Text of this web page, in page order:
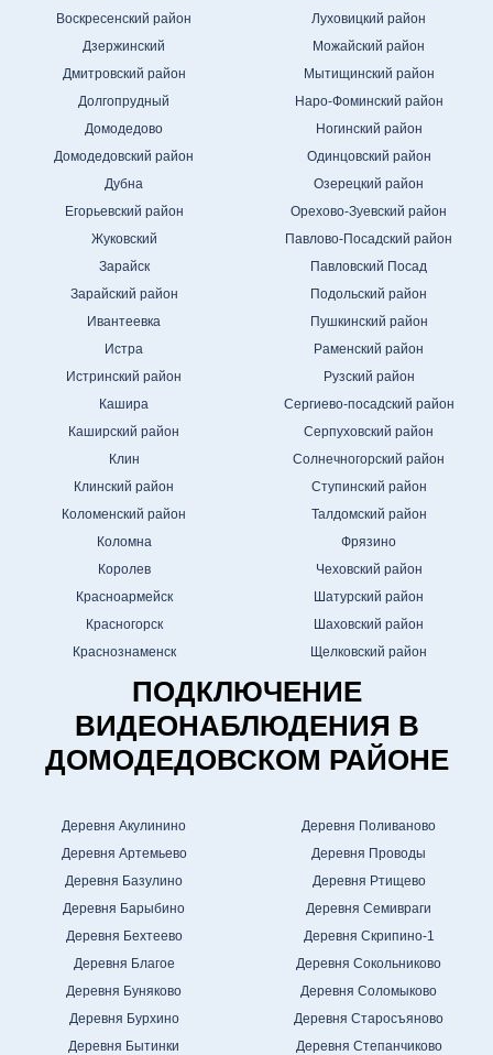
Воскресенский район
Дзержинский
Дмитровский район
Долгопрудный
Домодедово
Домодедовский район
Дубна
Егорьевский район
Жуковский
Зарайск
Зарайский район
Ивантеевка
Истра
Истринский район
Кашира
Каширский район
Клин
Клинский район
Коломенский район
Коломна
Королев
Красноармейск
Красногорск
Краснознаменск
Луховицкий район
Можайский район
Мытищинский район
Наро-Фоминский район
Ногинский район
Одинцовский район
Озерецкий район
Орехово-Зуевский район
Павлово-Посадский район
Павловский Посад
Подольский район
Пушкинский район
Раменский район
Рузский район
Сергиево-посадский район
Серпуховский район
Солнечногорский район
Ступинский район
Талдомский район
Фрязино
Чеховский район
Шатурский район
Шаховский район
Щелковский район
ПОДКЛЮЧЕНИЕ
ВИДЕОНАБЛЮДЕНИЯ В
ДОМОДЕДОВСКОМ РАЙОНЕ
Деревня Акулинино
Деревня Артемьево
Деревня Базулино
Деревня Барыбино
Деревня Бехтеево
Деревня Благое
Деревня Буняково
Деревня Бурхино
Деревня Бытинки
Деревня Поливаново
Деревня Проводы
Деревня Ртищево
Деревня Семивраги
Деревня Скрипино-1
Деревня Сокольниково
Деревня Соломыково
Деревня Старосъяново
Деревня Степанчиково